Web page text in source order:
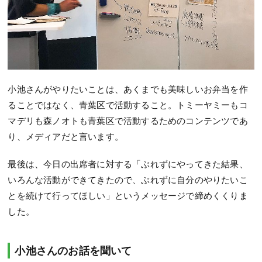
小池さんがやりたいことは、あくまでも美味しいお弁当を作
ることではなく、青葉区で活動すること。トミーヤミーもコ
マデリも森ノオトも青葉区で活動するためのコンテンツであ
り、メディアだと言います。
最後は、今日の出席者に対する「ぶれずにやってきた結果、
いろんな活動ができてきたので、ぶれずに自分のやりたいこ
とを続けて行ってほしい」というメッセージで締めくくりま
した。
小池さんのお話を聞いて